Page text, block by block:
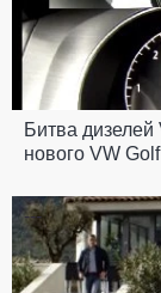
Битва дизелей
нового VW
---